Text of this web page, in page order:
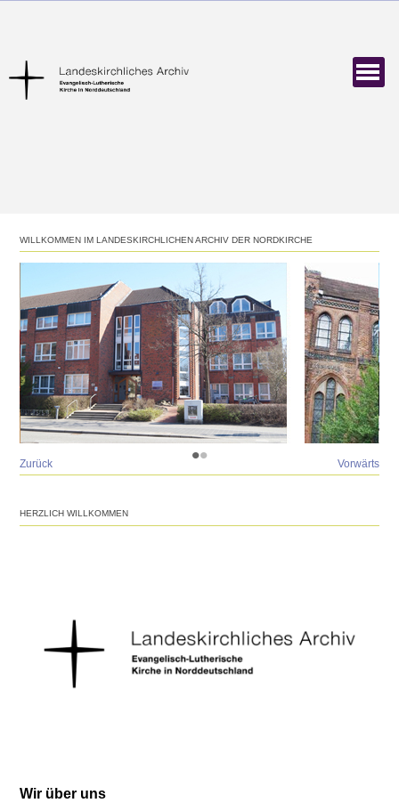
WILLKOMMEN IM LANDESKIRCHLICHEN ARCHIV DER NORDKIRCHE
Zurück •• Vorwärts
HERZLICH WILLKOMMEN
Wir über uns